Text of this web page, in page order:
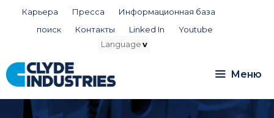
Перейти
Карьера Пресса
Информационная база
поиск
Контакты Linked In Youtube
Меню